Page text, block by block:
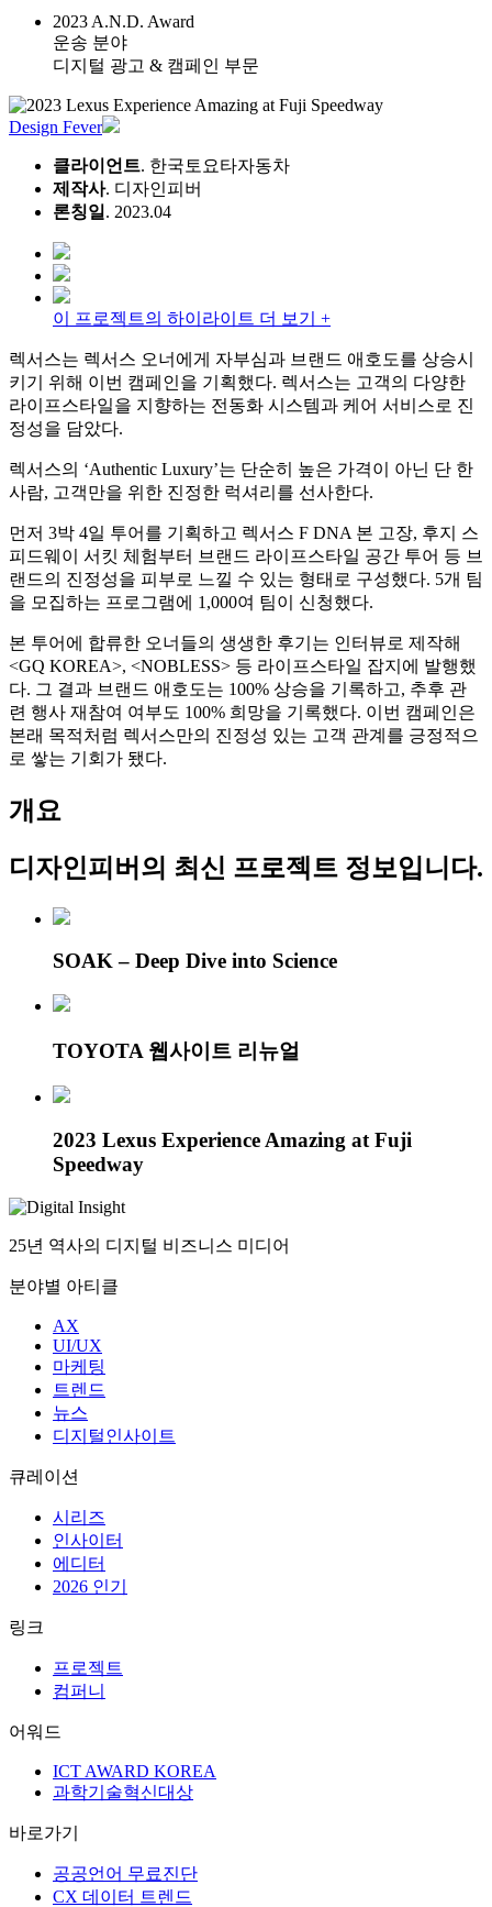
2023 A.N.D. Award
운송 분야
디지털 광고 & 캠페인 부문
Design Fever
클라이언트. 한국토요타자동차
제작사. 디자인피버
론칭일 . 2023.04
이 프로젝트의 하이라이트 더 보기 +
렉서스는 렉서스 오너에게 자부심과 브랜드 애호도를 상승시
키기 위해 이번 캠페인을 기획했다. 렉서스는 고객의 다양한
라이프스타일을 지향하는 전동화 시스템과 케어 서비스로 진
정성을 담았다.
렉서스의 ‘Authentic Luxury’는 단순히 높은 가격이 아닌 단 한
사람, 고객만을 위한 진정한 럭셔리를 선사한다.
먼저 3박 4일 투어를 기획하고 렉서스 F DNA 본 고장, 후지 스
피드웨이 서킷 체험부터 브랜드 라이프스타일 공간 투어 등 브
랜드의 진정성을 피부로 느낄 수 있는 형태로 구성했다. 5개 팀
을 모집하는 프로그램에 1,000여 팀이 신청했다.
본 투어에 합류한 오너들의 생생한 후기는 인터뷰로 제작해
<GQ KOREA>, <NOBLESS> 등 라이프스타일 잡지에 발행했
다. 그 결과 브랜드 애호도는 100% 상승을 기록하고, 추후 관
련 행사 재참여 여부도 100% 희망을 기록했다. 이번 캠페인은
본래 목적처럼 렉서스만의 진정성 있는 고객 관계를 긍정적으
로 쌓는 기회가 됐다.
개요
디자인피버 의 최신 프로젝트 정보입니다.
SOAK – Deep Dive into Science
TOYOTA 웹사이트 리뉴얼
2023 Lexus Experience Amazing at Fuji
Speedway
25년 역사의 디지털 비즈니스 미디어
분야별 아티클
AX
UI/UX
마케팅
트렌드
뉴스
디지털인사이트
큐레이션
시리즈
인사이터
에디터
2026 인기
링크
프로젝트
컴퍼니
어워드
ICT AWARD KOREA
과학기술혁신대상
바로가기
공공언어 무료진단
CX 데이터 트렌드